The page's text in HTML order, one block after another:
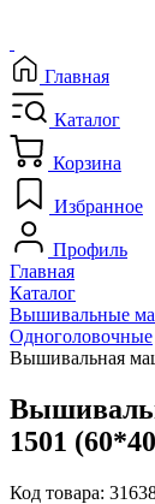
Главная
Каталог
Корзина
Избранное
Профиль
Главная
Каталог
Вышивальные
Одноголовочные
Вышивальная
1501
Код товара: